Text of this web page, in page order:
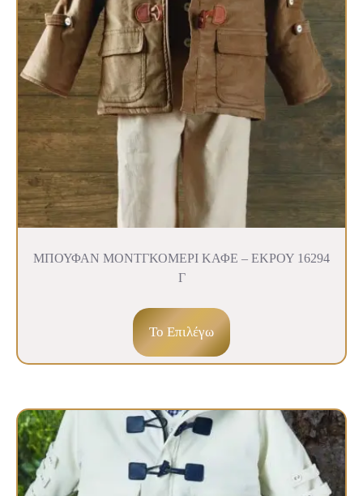
ΜΠΟΥΦΑΝ ΜΟΝΤΓΚΟΜΕΡΙ ΚΑΦΕ – ΕΚΡΟΥ 16294
Γ
To Επιλέγω